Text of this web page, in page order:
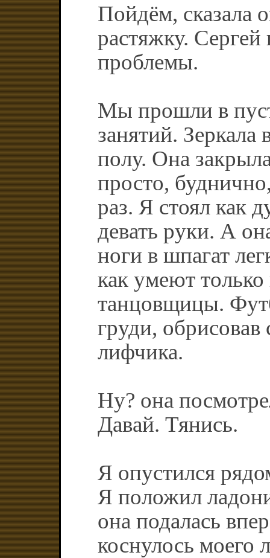
Пойдём, сказала
растяжку. Сергей
проблемы.
Мы прошли в
занятий.
полу. Она
просто,
раз. Я стоял как
девать руки. А
ноги в шпагат
как умеют
танцовщицы.
груди,
лифчика.
Ну? она
Давай. Тянись.
Я опустился
Я положил
она подалась
коснулось моего